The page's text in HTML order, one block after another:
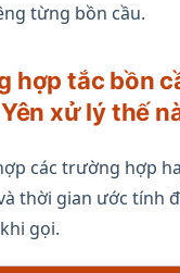
từng bồn cầu.
hợp tắc bồn
xử lý thế
các trường hợp
thời gian ước tính
gọi.